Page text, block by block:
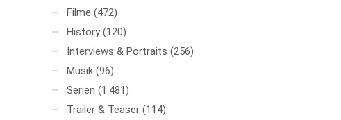
Filme (472)
History (120)
Interviews & Portraits (256)
Musik (96)
Serien (1.481)
Trailer & Teaser (114)